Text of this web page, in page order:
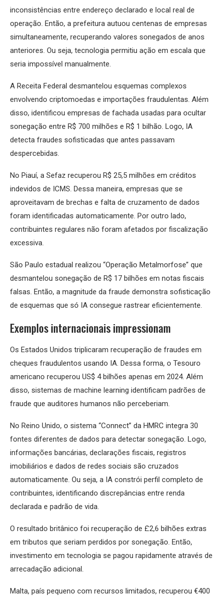
inconsistências entre endereço declarado e local real de
operação. Então, a prefeitura autuou centenas de empresas
simultaneamente, recuperando valores sonegados de anos
anteriores. Ou seja, tecnologia permitiu ação em escala que
seria impossível manualmente.
A Receita Federal desmantelou esquemas complexos
envolvendo criptomoedas e importações fraudulentas. Além
disso, identificou empresas de fachada usadas para ocultar
sonegação entre R$ 700 milhões e R$ 1 bilhão. Logo, IA
detecta fraudes sofisticadas que antes passavam
despercebidas.
No Piauí, a Sefaz recuperou R$ 25,5 milhões em créditos
indevidos de ICMS. Dessa maneira, empresas que se
aproveitavam de brechas e falta de cruzamento de dados
foram identificadas automaticamente. Por outro lado,
contribuintes regulares não foram afetados por fiscalização
excessiva.
São Paulo estadual realizou “Operação Metalmorfose” que
desmantelou sonegação de R$ 17 bilhões em notas fiscais
falsas. Então, a magnitude da fraude demonstra sofisticação
de esquemas que só IA consegue rastrear eficientemente.
Exemplos internacionais impressionam
Os Estados Unidos triplicaram recuperação de fraudes em
cheques fraudulentos usando IA. Dessa forma, o Tesouro
americano recuperou US$ 4 bilhões apenas em 2024. Além
disso, sistemas de machine learning identificam padrões de
fraude que auditores humanos não perceberiam.
No Reino Unido, o sistema “Connect” da HMRC integra 30
fontes diferentes de dados para detectar sonegação. Logo,
informações bancárias, declarações fiscais, registros
imobiliários e dados de redes sociais são cruzados
automaticamente. Ou seja, a IA constrói perfil completo de
contribuintes, identificando discrepâncias entre renda
declarada e padrão de vida.
O resultado britânico foi recuperação de £2,6 bilhões extras
em tributos que seriam perdidos por sonegação. Então,
investimento em tecnologia se pagou rapidamente através de
arrecadação adicional.
Malta, país pequeno com recursos limitados, recuperou €400